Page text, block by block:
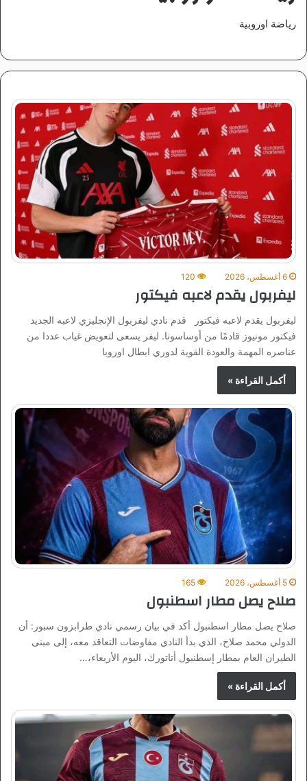
رياضة اوروبية
6 أغسطس، 2026 120
ليفربول يقدم لاعبه فيكتور
ليفربول يقدم لاعبه فيكتور قدم نادي ليفربول الإنجليزي لاعبه الجديد
فيكتور مونيوز قادمًا من أوساسونا. ليفر يسعى لتعويض غياب عددا من
عناصره المهمة والعودة القوية لدوري ابطال اوروبا
أكمل القراءة »
5 أغسطس، 2026 165
صلاح يصل مطار اسطنبول
صلاح يصل مطار اسطنبول أكد في بيان رسمي نادي طرابزون سبور: أن
الدولي محمد صلاح، الذي بدأ النادي مفاوضات التعاقد معه، إلى مبنى
الطيران العام بمطار إسطنبول أتاتورك، اليوم الأربعاء،…
أكمل القراءة »